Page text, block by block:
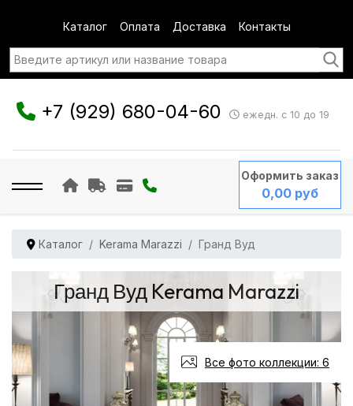
Каталог Оплата Доставка Контакты
+7 (929) 680-04-60 ежедн. с 10 до 19
Оформить заказ
0,00 руб
Каталог Kerama Marazzi Гранд Вуд
Гранд Вуд Kerama Marazzi
Все фото коллекции: 6